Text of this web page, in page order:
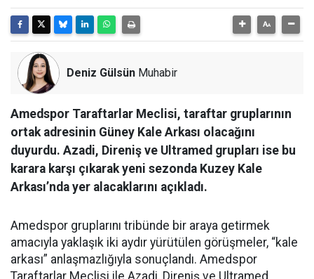
Deniz Gülsün Muhabir
Amedspor Taraftarlar Meclisi, taraftar gruplarının
ortak adresinin Güney Kale Arkası olacağını
duyurdu. Azadi, Direniş ve Ultramed grupları ise bu
karara karşı çıkarak yeni sezonda Kuzey Kale
Arkası’nda yer alacaklarını açıkladı.
Amedspor gruplarını tribünde bir araya getirmek
amacıyla yaklaşık iki aydır yürütülen görüşmeler, “kale
arkası” anlaşmazlığıyla sonuçlandı. Amedspor
Taraftarlar Meclisi ile Azadi, Direniş ve Ultramed